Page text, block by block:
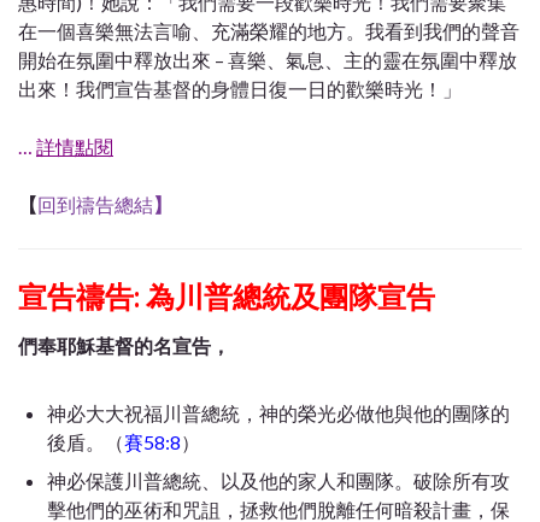
在一個喜樂無法言喻、充滿榮耀的地方。我看到我們的聲音
開始在氛圍中釋放出來 – 喜樂、氣息、主的靈在氛圍中釋放
出來！我們宣告基督的身體日復一日的歡樂時光！」
詳情點閱
【回到禱告總結】
宣告禱告: 為川普總統及團隊宣告
們奉耶穌基督的名宣告，
神必大大祝福川普總統，神的榮光必做他與他的團隊的
後盾。（賽58:8）
神必保護川普總統、以及他的家人和團隊。破除所有攻
擊他們的巫術和咒詛，拯救他們脫離任何暗殺計畫，保